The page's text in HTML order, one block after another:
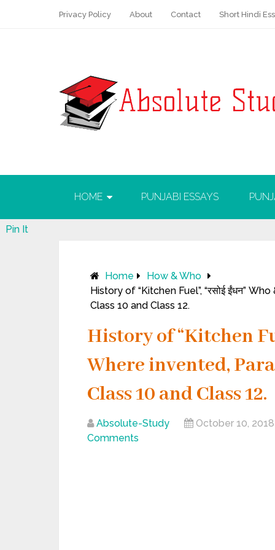
Privacy Policy About Contact Short Hindi
HOME PUNJABI ESSAYS
Home
How & Who
History of “Kitchen Fuel”, “रसोई ईंधन”
Class 10 and Class 12.
History of “Kitchen
Where invented,
Class 10 and Class 12.
Absolute-Study
October 10, 2018
Comments
Pin It